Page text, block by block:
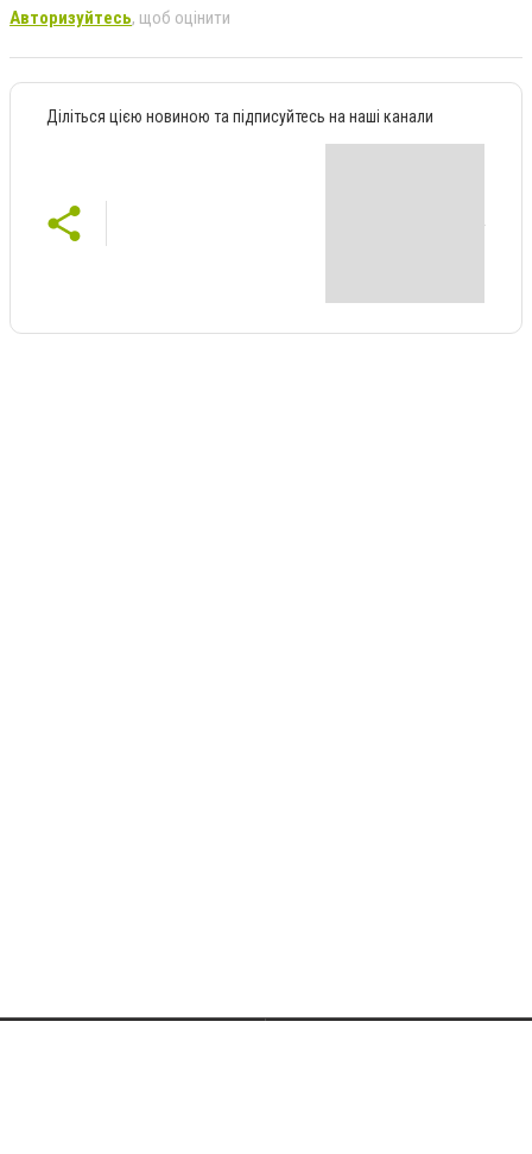
Авторизуйтесь, щоб оцінити
Діліться цією новиною та підписуйтесь на наші канали